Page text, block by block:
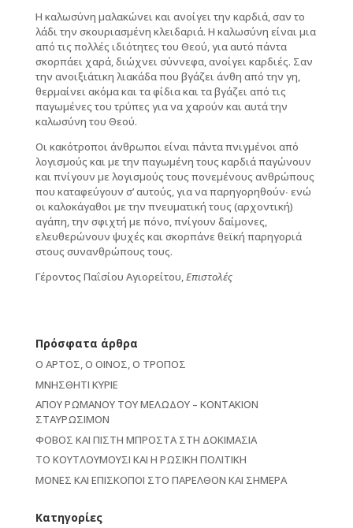
Η καλωσύνη μαλακώνει και ανοίγει την καρδιά, σαν το
λάδι την σκουριασμένη κλειδαριά. Η καλωσύνη είναι μια
από τις πολλές ιδιότητες του Θεού, για αυτό πάντα
σκορπάει χαρά, διώχνει σύννεφα, ανοίγει καρδιές. Σαν
την ανοιξιάτικη λιακάδα που βγάζει άνθη από την γη,
θερμαίνει ακόμα και τα φίδια και τα βγάζει από τις
παγωμένες του τρύπες για να χαρούν και αυτά την
καλωσύνη του Θεού.
Οι κακότροποι άνθρωποι είναι πάντα πνιγμένοι από
λογισμούς και με την παγωμένη τους καρδιά παγώνουν
και πνίγουν με λογισμούς τους πονεμένους ανθρώπους
που καταφεύγουν σ’ αυτούς, για να παρηγορηθούν∙ ενώ
οι καλοκάγαθοι με την πνευματική τους (αρχοντική)
αγάπη, την σφιχτή με πόνο, πνίγουν δαίμονες,
ελευθερώνουν ψυχές και σκορπάνε θεϊκή παρηγοριά
στους συνανθρώπους τους.
Γέροντος Παΐσίου Αγιορείτου,Επιστολές
Πρόσφατα άρθρα
Ο ΑΡΤΟΣ, Ο ΟΙΝΟΣ, Ο ΤΡΟΠΟΣ
ΜΝΗΣΘΗΤΙ ΚΥΡΙΕ
ΑΓΙΟΥ ΡΩΜΑΝΟΥ ΤΟΥ ΜΕΛΩΔΟΥ – ΚΟΝΤΑΚΙΟΝ
ΣΤΑΥΡΩΣΙΜΟΝ
ΦΟΒΟΣ ΚΑΙ ΠΙΣΤΗ ΜΠΡΟΣΤΑ ΣΤΗ ΔΟΚΙΜΑΣΙΑ
ΤΟ ΚΟΥΤΛΟΥΜΟΥΣΙ ΚΑΙ Η ΡΩΣΙΚΗ ΠΟΛΙΤΙΚΗ
ΜΟΝΕΣ ΚΑΙ ΕΠΙΣΚΟΠΟΙ ΣΤΟ ΠΑΡΕΛΘΟΝ ΚΑΙ ΣΗΜΕΡΑ
Kατηγορίες